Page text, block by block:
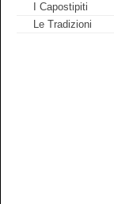
I Capostipiti
Le Tradizioni